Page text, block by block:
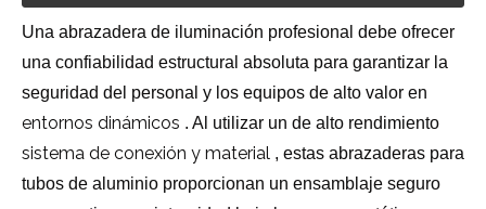
Una abrazadera de iluminación profesional debe ofrecer
una confiabilidad estructural absoluta para garantizar la
seguridad del personal y los equipos de alto valor en
entornos dinámicos . Al utilizar un de alto rendimiento
sistema de conexión y material , estas abrazaderas para
tubos de aluminio proporcionan un ensamblaje seguro